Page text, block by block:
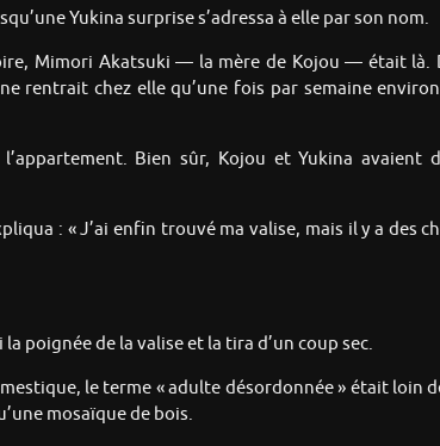
Yukina surprise s’adressa à elle par son nom.
Mimori Akatsuki — la mère de Kojou — était là.
rentrait chez elle qu’une fois par semaine
Bien sûr, Kojou et Yukina
: « J’ai enfin trouvé ma valise, mais il y a des
poignée de la valise et la tira d’un coup sec.
le terme « adulte désordonnée » était loin
mosaïque de bois.